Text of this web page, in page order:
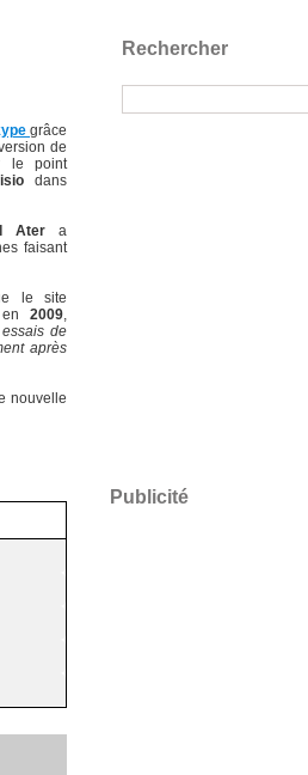
grâce
de
le point
dans
Ater a
faisant
le site
2009,
de
après
nouvelle
Rechercher
Publicité